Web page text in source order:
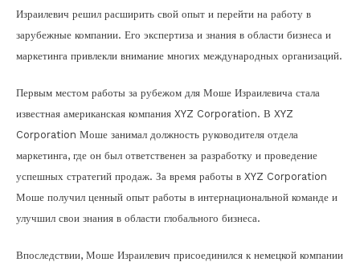
Израилевич решил расширить свой опыт и перейти на работу в
зарубежные компании. Его экспертиза и знания в области бизнеса и
маркетинга привлекли внимание многих международных организаций.
Первым местом работы за рубежом для Моше Израилевича стала
известная американская компания XYZ Corporation. В XYZ
Corporation Моше занимал должность руководителя отдела
маркетинга, где он был ответственен за разработку и проведение
успешных стратегий продаж. За время работы в XYZ Corporation
Моше получил ценный опыт работы в интернациональной команде и
улучшил свои знания в области глобального бизнеса.
Впоследствии, Моше Израилевич присоединился к немецкой компании